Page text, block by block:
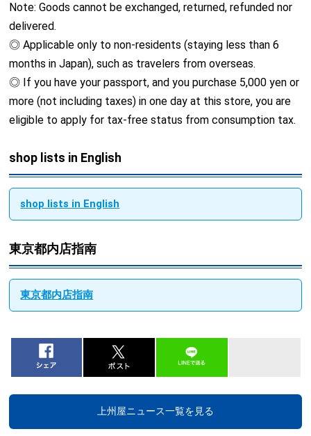
Note: Goods cannot be exchanged, returned, refunded nor
delivered.
◎ Applicable only to non-residents (staying less than 6
months in Japan), such as travelers from overseas.
◎ If you have your passport, and you purchase 5,000 yen or
more (not including taxes) in one day at this store, you are
eligible to apply for tax-free status from consumption tax.
shop lists in English
shop lists in English
東京都内店指南
東京都内店指南
上州屋ニュース一覧を見る